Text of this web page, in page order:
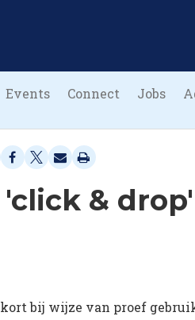
Events Connect Jobs
&
bij wijze van proef